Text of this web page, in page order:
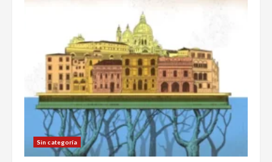
Sin categoría